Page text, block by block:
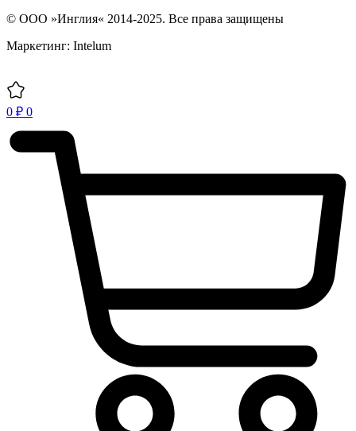
© ООО »Инглия« 2014-2025. Все права защищены
Маркетинг: Intelum
0 ₽ 0